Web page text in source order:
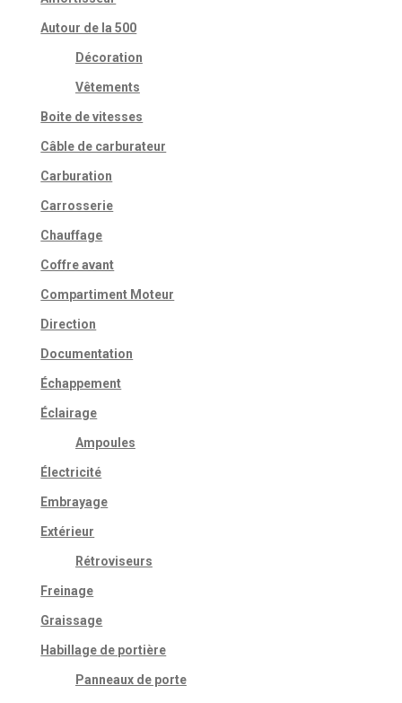
Autour de la 500
Décoration
Vêtements
Boite de vitesses
Câble de carburateur
Carburation
Carrosserie
Chauffage
Coffre avant
Compartiment Moteur
Direction
Documentation
Échappement
Éclairage
Ampoules
Électricité
Embrayage
Extérieur
Rétroviseurs
Freinage
Graissage
Habillage de portière
Panneaux de porte